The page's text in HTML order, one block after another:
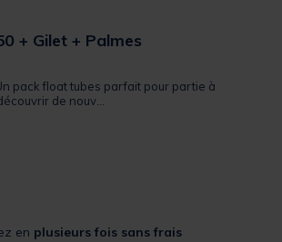
+ Gilet + Palmes
5 Customer Rating
pack float tubes parfait pour partie à
de nouv...
en plusieurs fois sans frais